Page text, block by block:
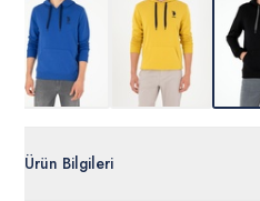
Ürün Bilgileri